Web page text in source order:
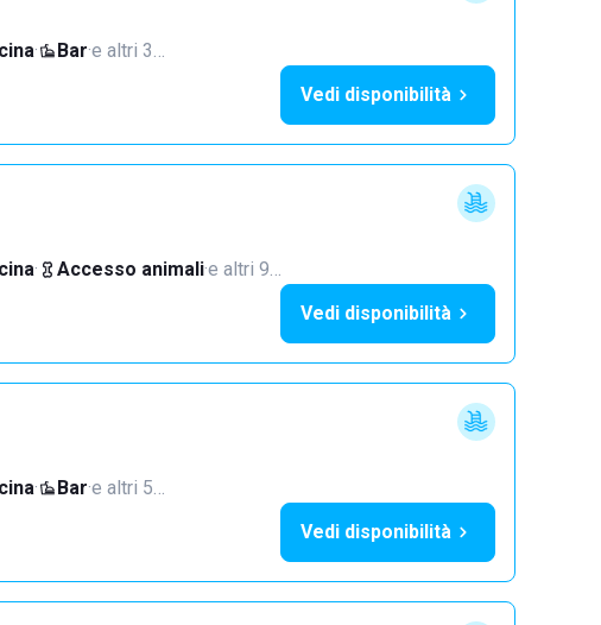
· Bar·e altri 3…
Vedi disponibilità
· Accesso animali·e altri 9…
Vedi disponibilità
· Bar·e altri 5…
Vedi disponibilità